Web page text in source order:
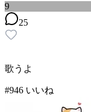
9
25
歌うよ
#946 いいね